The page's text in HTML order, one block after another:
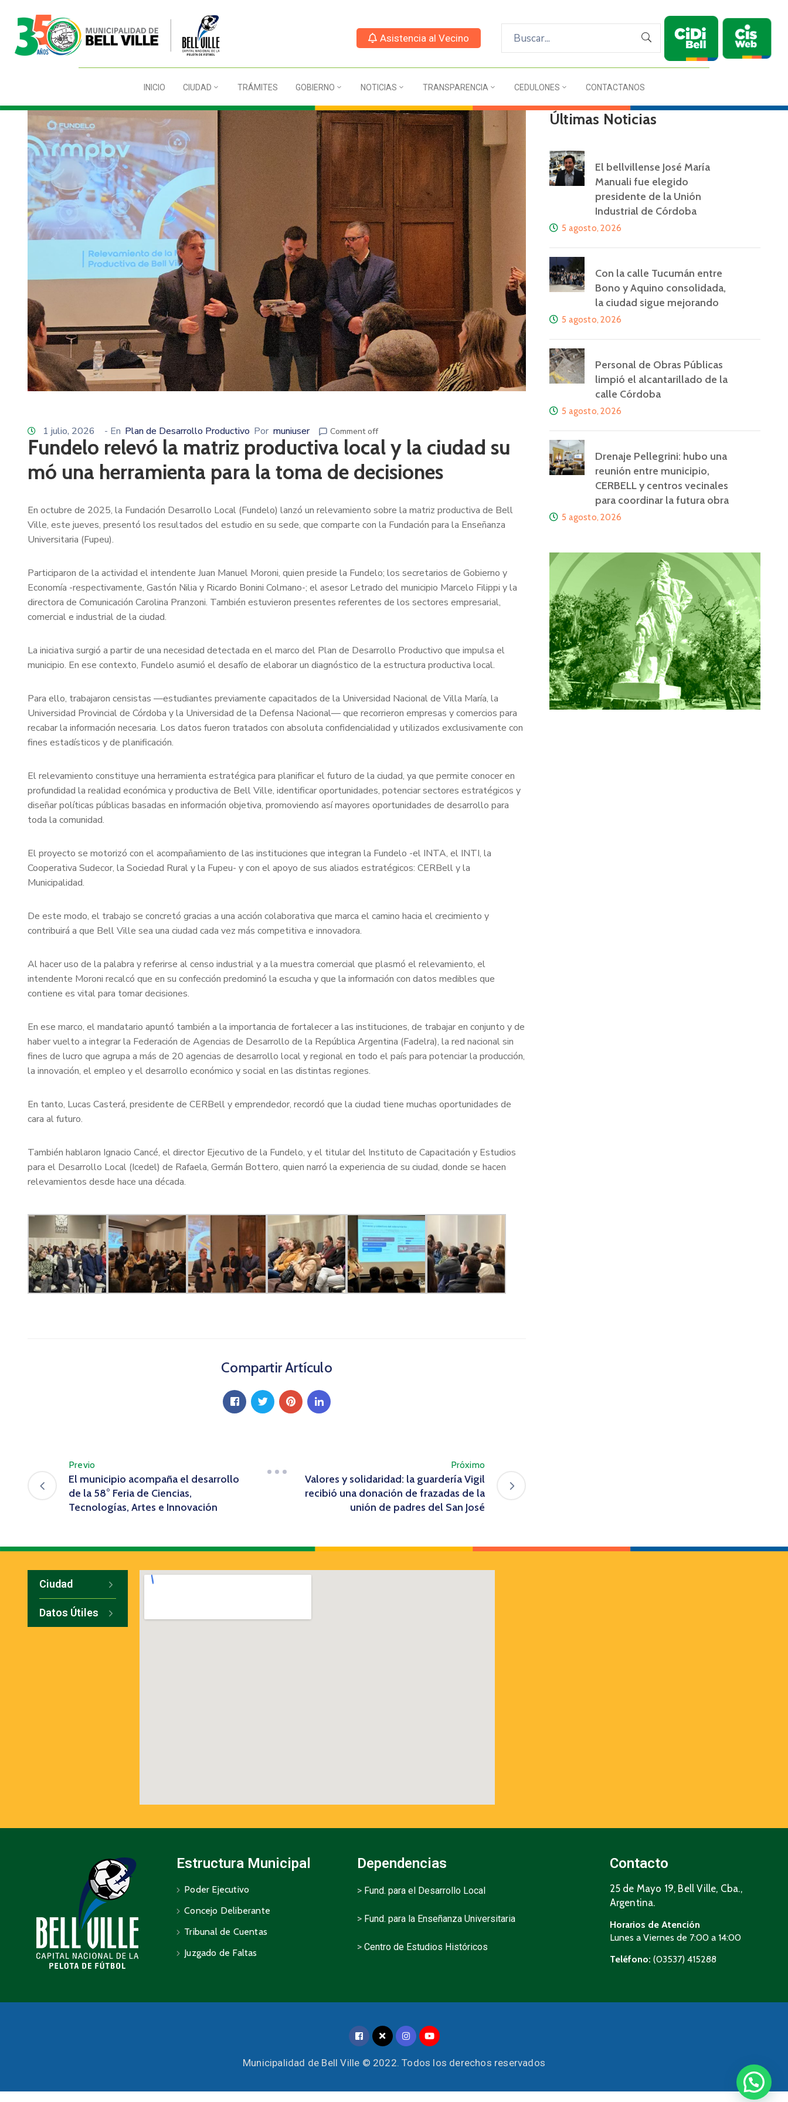
Asistencia al Vecino
INICIO CIUDAD TRÁMITES GOBIERNO NOTICIAS TRANSPARENCIA CEDULONES CONTACTANOS
1 julio, 2026 - En Plan de Desarrollo Productivo Por muniuser Comment off
Fundelo relevó la matriz productiva local y la ciudad su
mó una herramienta para la toma de decisiones
En octubre de 2025, la Fundación Desarrollo Local (Fundelo) lanzó un relevamiento sobre la matriz productiva de Bell
Ville, este jueves, presentó los resultados del estudio en su sede, que comparte con la Fundación para la Enseñanza
Universitaria (Fupeu).
Participaron de la actividad el intendente Juan Manuel Moroni, quien preside la Fundelo; los secretarios de Gobierno y
Economía -respectivamente, Gastón Nilia y Ricardo Bonini Colmano-; el asesor Letrado del municipio Marcelo Filippi y la
directora de Comunicación Carolina Pranzoni. También estuvieron presentes referentes de los sectores empresarial,
comercial e industrial de la ciudad.
La iniciativa surgió a partir de una necesidad detectada en el marco del Plan de Desarrollo Productivo que impulsa el
municipio. En ese contexto, Fundelo asumió el desafío de elaborar un diagnóstico de la estructura productiva local.
Para ello, trabajaron censistas —estudiantes previamente capacitados de la Universidad Nacional de Villa María, la
Universidad Provincial de Córdoba y la Universidad de la Defensa Nacional— que recorrieron empresas y comercios para
recabar la información necesaria. Los datos fueron tratados con absoluta confidencialidad y utilizados exclusivamente con
fines estadísticos y de planificación.
El relevamiento constituye una herramienta estratégica para planificar el futuro de la ciudad, ya que permite conocer en
profundidad la realidad económica y productiva de Bell Ville, identificar oportunidades, potenciar sectores estratégicos y
diseñar políticas públicas basadas en información objetiva, promoviendo así mayores oportunidades de desarrollo para
toda la comunidad.
El proyecto se motorizó con el acompañamiento de las instituciones que integran la Fundelo -el INTA, el INTI, la
Cooperativa Sudecor, la Sociedad Rural y la Fupeu- y con el apoyo de sus aliados estratégicos: CERBell y la
Municipalidad.
De este modo, el trabajo se concretó gracias a una acción colaborativa que marca el camino hacia el crecimiento y
contribuirá a que Bell Ville sea una ciudad cada vez más competitiva e innovadora.
Al hacer uso de la palabra y referirse al censo industrial y a la muestra comercial que plasmó el relevamiento, el
intendente Moroni recalcó que en su confección predominó la escucha y que la información con datos medibles que
contiene es vital para tomar decisiones.
En ese marco, el mandatario apuntó también a la importancia de fortalecer a las instituciones, de trabajar en conjunto y de
haber vuelto a integrar la Federación de Agencias de Desarrollo de la República Argentina (Fadelra), la red nacional sin
fines de lucro que agrupa a más de 20 agencias de desarrollo local y regional en todo el país para potenciar la producción,
la innovación, el empleo y el desarrollo económico y social en las distintas regiones.
En tanto, Lucas Casterá, presidente de CERBell y emprendedor, recordó que la ciudad tiene muchas oportunidades de
cara al futuro.
También hablaron Ignacio Cancé, el director Ejecutivo de la Fundelo, y el titular del Instituto de Capacitación y Estudios
para el Desarrollo Local (Icedel) de Rafaela, Germán Bottero, quien narró la experiencia de su ciudad, donde se hacen
relevamientos desde hace una década.
Compartir Artículo
Previo
El municipio acompaña el desarrollo
de la 58° Feria de Ciencias,
Tecnologías, Artes e Innovación
Próximo
Valores y solidaridad: la guardería Vigil
recibió una donación de frazadas de la
unión de padres del San José
Últimas Noticias
El bellvillense José María
Manuali fue elegido
presidente de la Unión
Industrial de Córdoba
5 agosto, 2026
Con la calle Tucumán entre
Bono y Aquino consolidada,
la ciudad sigue mejorando
5 agosto, 2026
Personal de Obras Públicas
limpió el alcantarillado de la
calle Córdoba
5 agosto, 2026
Drenaje Pellegrini: hubo una
reunión entre municipio,
CERBELL y centros vecinales
para coordinar la futura obra
5 agosto, 2026
Ciudad
Datos Útiles
Estructura Municipal
Poder Ejecutivo
Concejo Deliberante
Tribunal de Cuentas
Juzgado de Faltas
Dependencias
> Fund. para el Desarrollo Local
> Fund. para la Enseñanza Universitaria
> Centro de Estudios Históricos
Contacto
25 de Mayo 19, Bell Ville, Cba.,
Argentina.
Horarios de Atención
Lunes a Viernes de 7:00 a 14:00
Teléfono: (03537) 415288
Municipalidad de Bell Ville © 2022. Todos los derechos reservados